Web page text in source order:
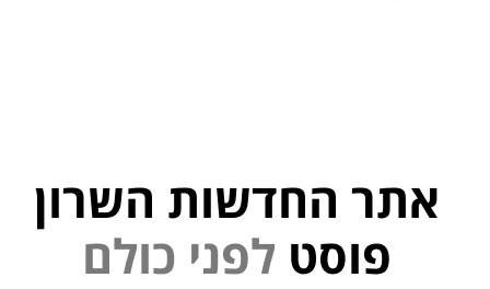
אתר החדשות השרון
פוסט